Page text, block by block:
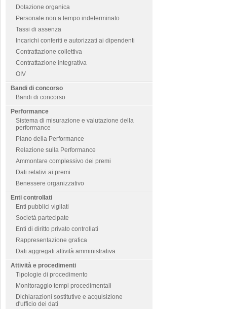
Dotazione organica
Personale non a tempo indeterminato
Tassi di assenza
Incarichi conferiti e autorizzati ai dipendenti
Contrattazione collettiva
Contrattazione integrativa
OIV
Bandi di concorso
Bandi di concorso
Performance
Sistema di misurazione e valutazione della
performance
Piano della Performance
Relazione sulla Performance
Ammontare complessivo dei premi
Dati relativi ai premi
Benessere organizzativo
Enti controllati
Enti pubblici vigilati
Società partecipate
Enti di diritto privato controllati
Rappresentazione grafica
Dati aggregati attività amministrativa
Attività e procedimenti
Tipologie di procedimento
Monitoraggio tempi procedimentali
Dichiarazioni sostitutive e acquisizione
d'ufficio dei dati